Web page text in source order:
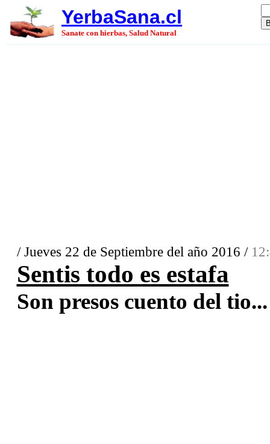
YerbaSana.cl
Sanate con hierbas, Salud Natural
/ Jueves 22 de Septiembre del año 2016 /
Sentis todo es estafa
Son presos cuento del tio...